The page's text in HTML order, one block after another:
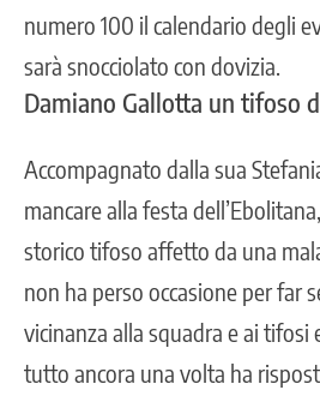
numero 100 il calendario degli
sarà snocciolato con dovizia.
Damiano Gallotta un tifoso
Accompagnato dalla sua
mancare alla festa
storico tifoso affetto da una
non ha perso occasione per far
vicinanza alla squadra e ai tifosi
tutto ancora una volta ha